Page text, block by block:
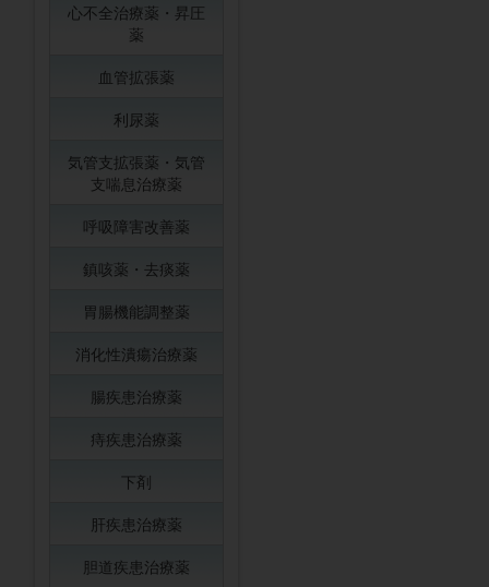
心不全治療薬・昇圧
薬
血管拡張薬
利尿薬
気管支拡張薬・気管
支喘息治療薬
呼吸障害改善薬
鎮咳薬・去痰薬
胃腸機能調整薬
消化性潰瘍治療薬
腸疾患治療薬
痔疾患治療薬
下剤
肝疾患治療薬
胆道疾患治療薬